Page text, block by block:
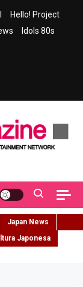
Hello! Project
Idols 80s
Japan News
Japonesa